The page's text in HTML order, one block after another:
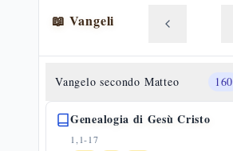
📖 Vangeli
Vangelo secondo Matteo 160
Genealogia di Gesù Cristo
1,1-17